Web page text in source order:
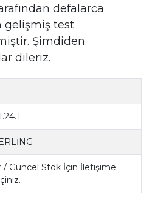
defalarca
gelişmiş test
Şimdiden
dileriz.
/ Güncel Stok İçin İletişime